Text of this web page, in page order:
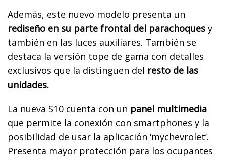
Además, este nuevo modelo presenta un
rediseño en su parte frontal del parachoques y
también en las luces auxiliares. También se
destaca la versión tope de gama con detalles
exclusivos que la distinguen del resto de las
unidades.
La nueva S10 cuenta con un panel multimedia
que permite la conexión con smartphones y la
posibilidad de usar la aplicación ‘mychevrolet’.
Presenta mayor protección para los ocupantes